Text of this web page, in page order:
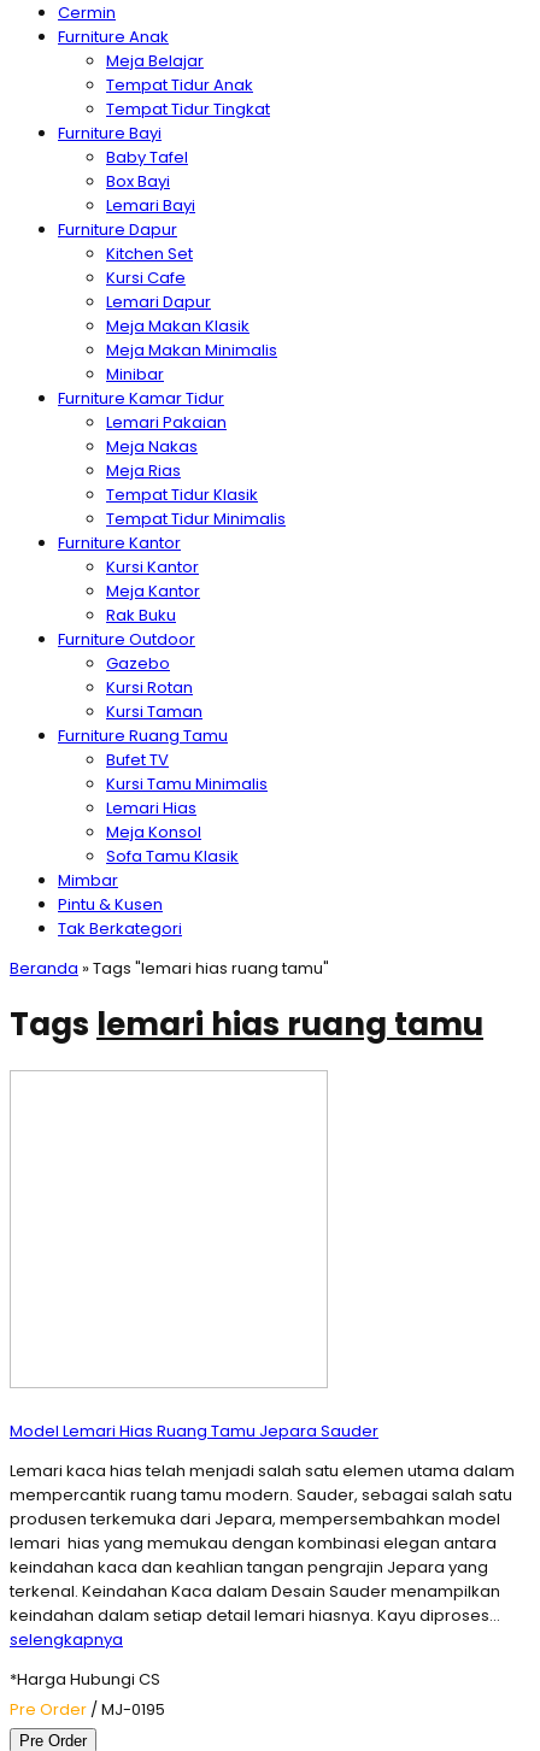
Cermin
Furniture Anak
Meja Belajar
Tempat Tidur Anak
Tempat Tidur Tingkat
Furniture Bayi
Baby Tafel
Box Bayi
Lemari Bayi
Furniture Dapur
Kitchen Set
Kursi Cafe
Lemari Dapur
Meja Makan Klasik
Meja Makan Minimalis
Minibar
Furniture Kamar Tidur
Lemari Pakaian
Meja Nakas
Meja Rias
Tempat Tidur Klasik
Tempat Tidur Minimalis
Furniture Kantor
Kursi Kantor
Meja Kantor
Rak Buku
Furniture Outdoor
Gazebo
Kursi Rotan
Kursi Taman
Furniture Ruang Tamu
Bufet TV
Kursi Tamu Minimalis
Lemari Hias
Meja Konsol
Sofa Tamu Klasik
Mimbar
Pintu & Kusen
Tak Berkategori
Beranda »Tags "lemari hias ruang tamu"
Tags lemari hias ruang tamu
Model Lemari Hias Ruang Tamu Jepara Sauder
Lemari kaca hias telah menjadi salah satu elemen utama dalam
mempercantik ruang tamu modern. Sauder, sebagai salah satu
produsen terkemuka dari Jepara, mempersembahkan model
lemari hias yang memukau dengan kombinasi elegan antara
keindahan kaca dan keahlian tangan pengrajin Jepara yang
terkenal. Keindahan Kaca dalam Desain Sauder menampilkan
keindahan dalam setiap detail lemari hiasnya. Kayu diproses…
selengkapnya
*Harga Hubungi CS
Pre Order / MJ-0195
Pre Order